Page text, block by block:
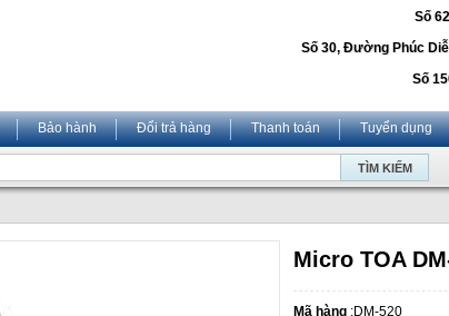
Số
Số 30, Đường Phúc
Số
Bảo hành Đổi trả hàng Thanh toán Tuyển dụng
Micro TOA
Mã hàng :DM-520